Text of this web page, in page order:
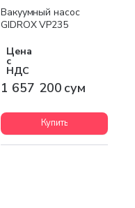
Бесплатная доставка
Вакуумный насос
GIDROX VP235
Цена
с
НДС
1 657 200 сум
Купить